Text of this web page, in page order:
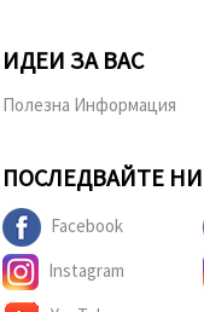
ИДЕИ ЗА ВАС
Полезна Информация
ПОСЛЕДВАЙТЕ НИ
Facebook
Instagram